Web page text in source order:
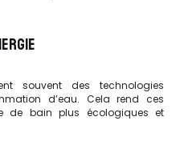
souvent des technologies
d’eau. Cela rend ces
de bain plus écologiques et